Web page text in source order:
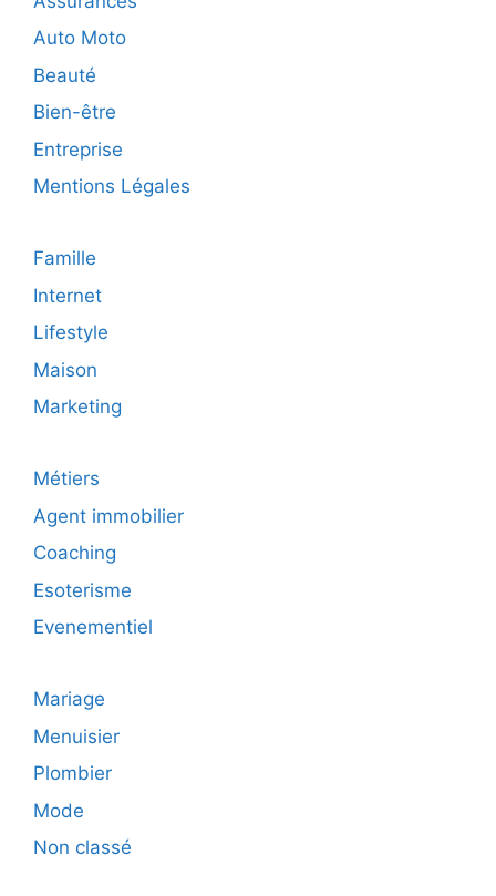
Auto Moto
Beauté
Bien-être
Entreprise
Mentions Légales
Famille
Internet
Lifestyle
Maison
Marketing
Métiers
Agent immobilier
Coaching
Esoterisme
Evenementiel
Mariage
Menuisier
Plombier
Mode
Non classé